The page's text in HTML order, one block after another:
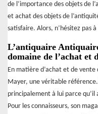
de l’importance des objets de
et achat des objets de
satisfaire. Alors, n’hésitez pas
L’antiquaire
domaine de l’achat et
En matière d’achat et de
Mayer, une véritable
principalement à lui parce qu’il
Pour les connaisseurs, son